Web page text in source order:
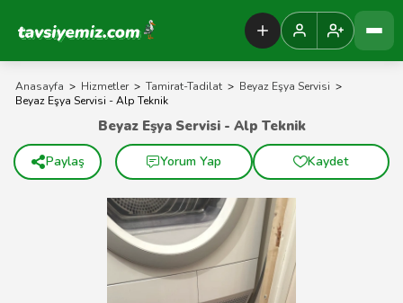
Tavsiyemiz Anasayfa
Anasayfa > Hizmetler > Tamirat-Tadilat > Beyaz Eşya Servisi >
Beyaz Eşya Servisi - Alp Teknik
Beyaz Eşya Servisi - Alp Teknik
Paylaş Yorum Yap Kaydet